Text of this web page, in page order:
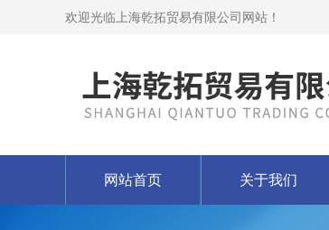
欢迎光临上海乾拓贸易有限公司网站！
网站首页 关于我们